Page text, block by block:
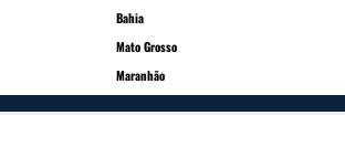
Bahia
Mato Grosso
Maranhão